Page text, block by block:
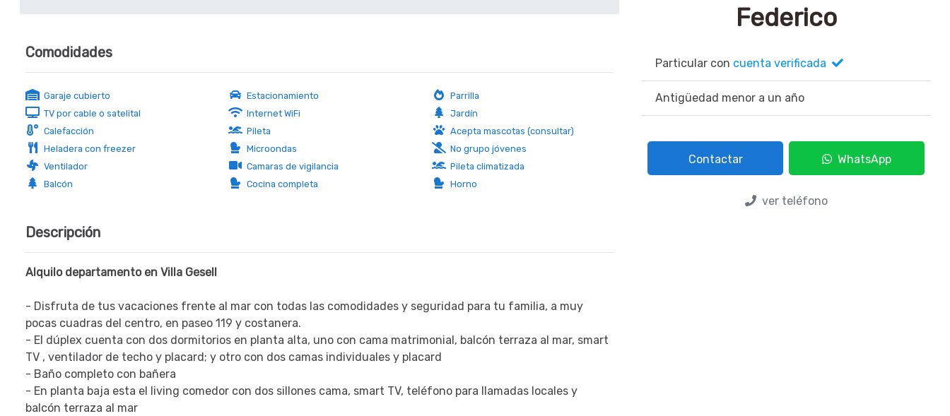
Comodidades
Garaje cubierto Estacionamiento
Parrilla
TV por cable o satelital
Internet WiFi
Jardín
Calefacción
Pileta
Acepta mascotas (consultar)
Heladera con freezer
Microondas
No grupo jóvenes
Ventilador
Camaras de vigilancia
Pileta climatizada
Balcón
Cocina completa Horno
Descripción
Alquilo departamento en Villa Gesell
- Disfruta de tus vacaciones frente al mar con todas las comodidades y seguridad para tu familia, a muy
pocas cuadras del centro, en paseo 119 y costanera.
- El dúplex cuenta con dos dormitorios en planta alta, uno con cama matrimonial, balcón terraza al mar, smart
TV , ventilador de techo y placard; y otro con dos camas individuales y placard
- Baño completo con bañera
- En planta baja esta el living comedor con dos sillones cama, smart TV, teléfono para llamadas locales y
balcón terraza al mar
Federico
Particular con cuenta verificada
Antigüedad menor a un año
Contactar WhatsApp
ver teléfono